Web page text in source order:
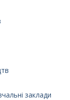
заклади